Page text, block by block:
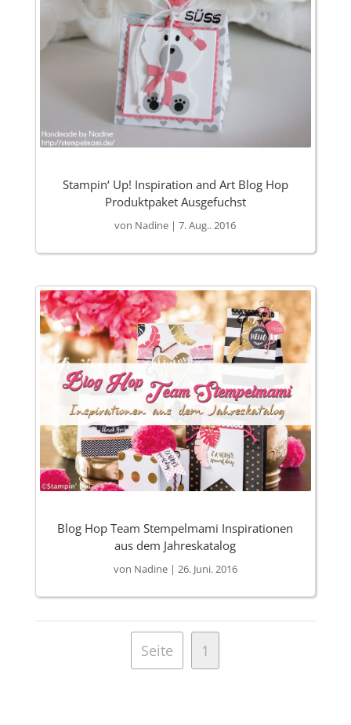
Stampin‘ Up! Inspiration and Art Blog Hop
Produktpaket Ausgefuchst
von Nadine |7. Aug.. 2016
Blog Hop Team Stempelmami Inspirationen
aus dem Jahreskatalog
von Nadine| 26. Juni. 2016
Seite 1